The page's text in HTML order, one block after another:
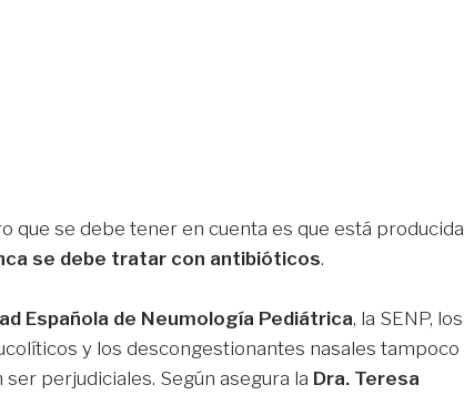
que se debe tener en cuenta es que está producida
se debe tratar con antibióticos.
Española de Neumología Pediátrica, la SENP, los
y los descongestionantes nasales tampoco
perjudiciales. Según asegura la Dra. Teresa